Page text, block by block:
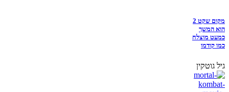
מקום שקט 2
הוא המשך
כמעט מוצלח
כמו קודמו
גיל גוטקין